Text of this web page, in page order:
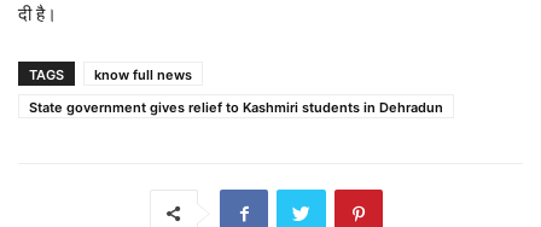
दी है।
TAGS
know full news
State government gives relief to Kashmiri students in Dehradun